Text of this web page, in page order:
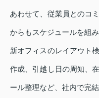
あわせて、従業員とのコ
からもスケジュールを組
新オフィスのレイアウト
作成、引越し日の周知、
ール整理など、社内で完